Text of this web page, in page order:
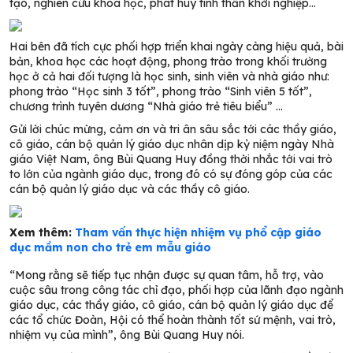
tạo, nghiên cứu khoa học, phát huy tinh thần khởi nghiệp…
Hai bên đã tích cực phối hợp triển khai ngày càng hiệu quả, bài
bản, khoa học các hoạt động, phong trào trong khối trường
học ở cả hai đối tượng là học sinh, sinh viên và nhà giáo như:
phong trào “Học sinh 3 tốt”, phong trào “Sinh viên 5 tốt”,
chương trình tuyên dương “Nhà giáo trẻ tiêu biểu” …
Gửi lời chúc mừng, cảm ơn và tri ân sâu sắc tới các thầy giáo,
cô giáo, cán bộ quản lý giáo dục nhân dịp kỷ niệm ngày Nhà
giáo Việt Nam, ông Bùi Quang Huy đồng thời nhắc tới vai trò
to lớn của ngành giáo dục, trong đó có sự đóng góp của các
cán bộ quản lý giáo dục và các thầy cô giáo.
Xem thêm: Tham vấn thực hiện nhiệm vụ phổ cập giáo
dục mầm non cho trẻ em mẫu giáo
“Mong rằng sẽ tiếp tục nhận được sự quan tâm, hỗ trợ, vào
cuộc sâu trong công tác chỉ đạo, phối hợp của lãnh đạo ngành
giáo dục, các thầy giáo, cô giáo, cán bộ quản lý giáo dục để
các tổ chức Đoàn, Hội có thể hoàn thành tốt sứ mệnh, vai trò,
nhiệm vụ của mình”, ông Bùi Quang Huy nói.